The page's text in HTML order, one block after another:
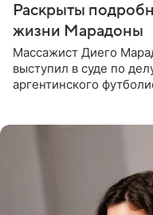
Раскрыты
жизни Марадоны
Массажист Диего
выступил в суде по
аргентинского